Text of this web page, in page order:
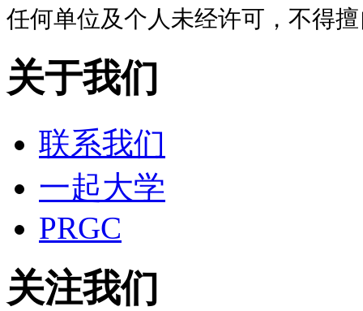
任何单位及个人未经许可，不得
关于我们
联系我们
一起大学
PRGC
关注我们